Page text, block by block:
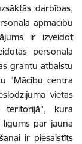
darbības,
apmācību
ir izveidot
personāla
grantu atbalstu
"Mācību centra
vietas
teritorijā", kura
par jauna
ir piesaistīts